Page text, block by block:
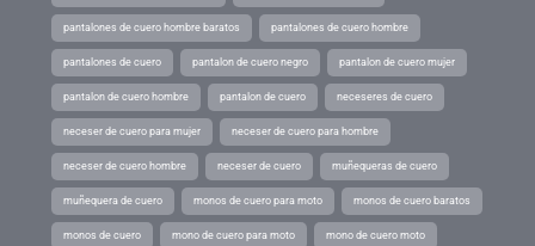
pantalones de cuero hombre baratos pantalones de cuero hombre
pantalones de cuero pantalon de cuero negro pantalon de cuero mujer
pantalon de cuero hombre pantalon de cuero neceseres de cuero
neceser de cuero para mujer neceser de cuero para hombre
neceser de cuero hombre neceser de cuero muñequeras de cuero
muñequera de cuero monos de cuero para moto monos de cuero baratos
monos de cuero mono de cuero para moto mono de cuero moto